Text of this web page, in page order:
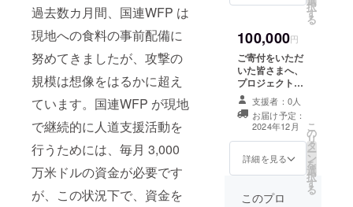
過去数カ月間、国連WFP は
現地への食料の事前配備に
努めてきましたが、攻撃の
規模は想像をはるかに超え
ています。国連WFP が現地
で継続的に人道支援活動を
行うためには、毎月 3,000
万米ドルの資金が必要です
が、この状況下で、資金を
ます。
円/5,000
円/10,000
円/50,000
円/100,000円の
リターンは同じ
内容です。 ※領
収書が不要の方
は、その旨を備
考欄に入れてく
ださいますよう
お願い申し上げ
ます。
択
す
る
100,000円
ご寄付をいただ
いた皆さまへ、
プロジェクトの
進捗状況と成
果、そして、皆
さまの支援がど
う生かされたの
かについて、心
からの感謝を込
す。3,000
支援者：0人
お届け予定：
2024年12月
詳細を見る
こ
の
リ
タ
ー
ン
を
選
択
す
る
このプロ